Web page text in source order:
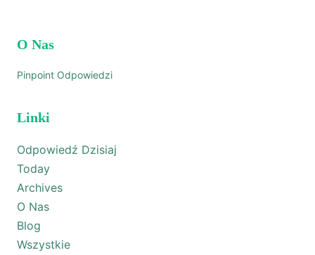
O Nas
Pinpoint Odpowiedzi
Linki
Odpowiedź Dzisiaj
Today
Archives
O Nas
Blog
Wszystkie